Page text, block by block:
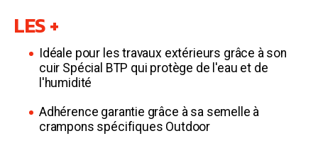
LES +
Idéale pour les travaux extérieurs grâce à son
cuir Spécial BTP qui protège de l'eau et de
l'humidité
Adhérence garantie grâce à sa semelle à
crampons spécifiques Outdoor